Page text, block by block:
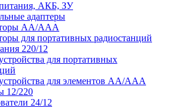
АКБ, ЗУ
адаптеры
АА/ААА
для портативных радиостанций
220/12
для портативных
для элементов АА/ААА
12/220
24/12